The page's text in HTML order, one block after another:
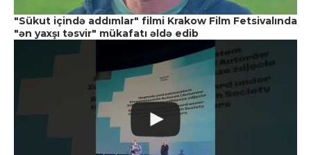
"Sükut içində addımlar" filmi Krakow Film Fetsivalında
"ən yaxşı təsvir" mükafatı əldə edib